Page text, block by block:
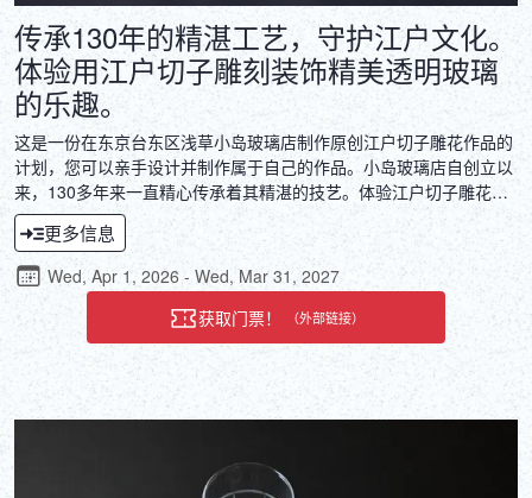
传承130年的精湛工艺，守护江户文化。
体验用江户切子雕刻装饰精美透明玻璃
的乐趣。
这是一份在东京台东区浅草小岛玻璃店制作原创江户切子雕花作品的
计划，您可以亲手设计并制作属于自己的作品。小岛玻璃店自创立以
来，130多年来一直精心传承着其精湛的技艺。体验江户切子雕花的
传统工艺，这项备受推崇的技艺于2002年被日本经济产业大臣指定为
国家指定传统工艺品。运用精湛的工艺，将您的设计变为现实。
更多信息
Wed, Apr 1, 2026 - Wed, Mar 31, 2027
获取门票！
（外部链接）